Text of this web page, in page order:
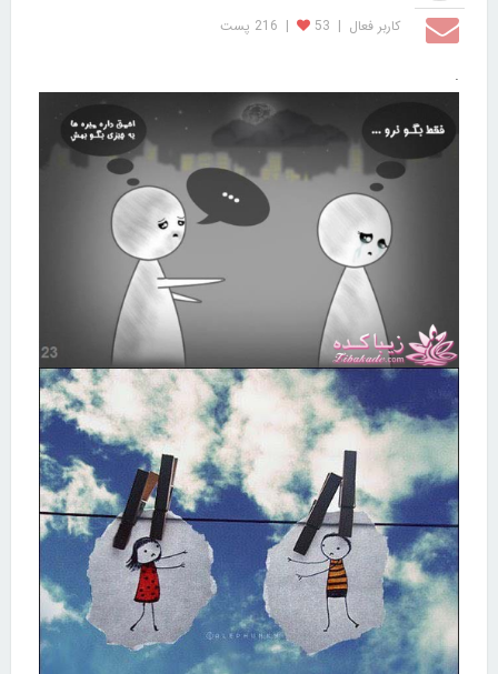
کاربر فعال |
53
| 216 پست
.